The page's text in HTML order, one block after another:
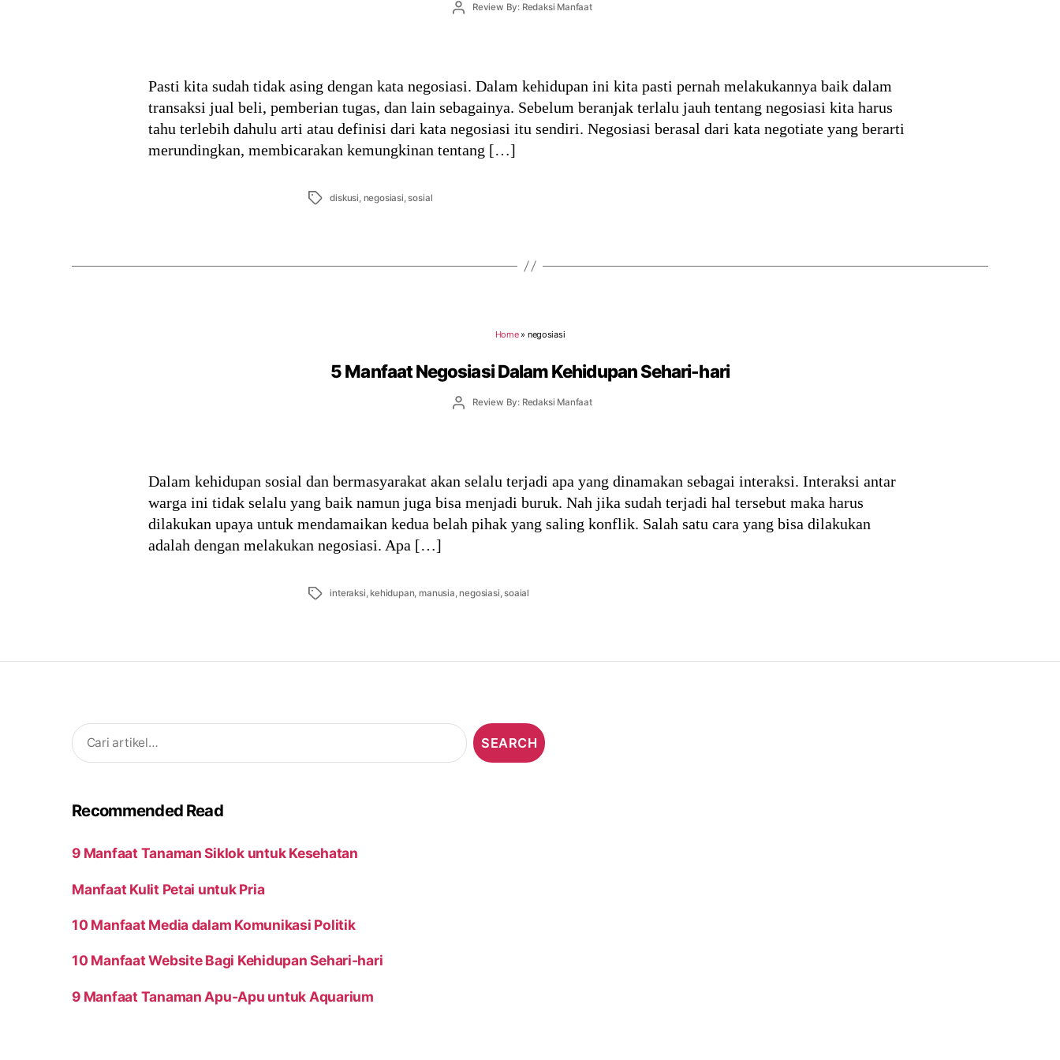
PostReview By: Redaksi Manfaat
Pasti kita sudah tidak asing dengan kata negosiasi. Dalam kehidupan ini kita pasti pernah melakukannya baik dalam
transaksi jual beli, pemberian tugas, dan lain sebagainya. Sebelum beranjak terlalu jauh tentang negosiasi kita harus
tahu terlebih dahulu arti atau definisi dari kata negosiasi itu sendiri. Negosiasi berasal dari kata negotiate yang berarti
merundingkan, membicarakan kemungkinan tentang […]
Tags diskusi negosiasi ,sosial
Home» negosiasi
5 Manfaat Negosiasi Dalam Kehidupan Sehari-hari
PostReview By: Redaksi Manfaat
Dalam kehidupan sosial dan bermasyarakat akan selalu terjadi apa yang dinamakan sebagai interaksi. Interaksi antar
warga ini tidak selalu yang baik namun juga bisa menjadi buruk. Nah jika sudah terjadi hal tersebut maka harus
dilakukan upaya untuk mendamaikan kedua belah pihak yang saling konflik. Salah satu cara yang bisa dilakukan
adalah dengan melakukan negosiasi. Apa […]
Tags interaksi ,kehidupan ,manusia ,negosiasi ,soaial
Search
for:
Recommended Read
9 Manfaat Tanaman Siklok untuk Kesehatan
Manfaat Kulit Petai untuk Pria
10 Manfaat Media dalam Komunikasi Politik
10 Manfaat Website Bagi Kehidupan Sehari-hari
9 Manfaat Tanaman Apu-Apu untuk Aquarium